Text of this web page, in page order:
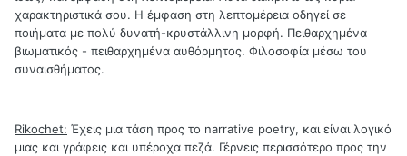
χαρακτηριστικά σου. Η έμφαση στη λεπτομέρεια οδηγεί σε
ποιήματα με πολύ δυνατή-κρυστάλλινη μορφή. Πειθαρχημένα
βιωματικός - πειθαρχημένα αυθόρμητος. Φιλοσοφία μέσω του
συναισθήματος.
Rikochet: Έχεις μια τάση προς το narrative poetry, και είναι λογικό
μιας και γράφεις και υπέροχα πεζά. Γέρνεις περισσότερο προς την